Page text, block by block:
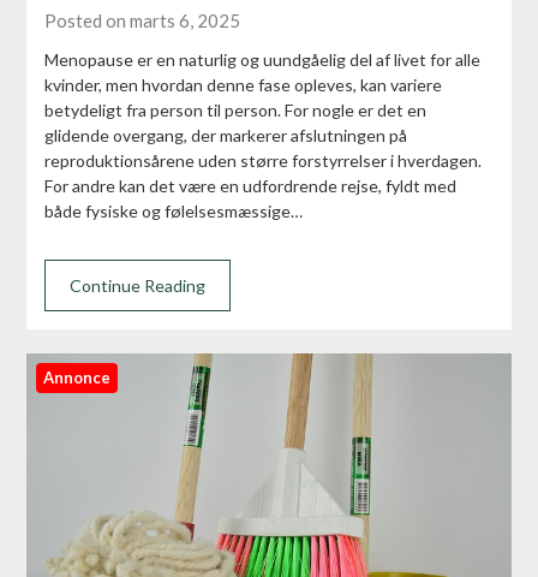
Posted on marts 6, 2025
Menopause er en naturlig og uundgåelig del af livet for alle
kvinder, men hvordan denne fase opleves, kan variere
betydeligt fra person til person. For nogle er det en
glidende overgang, der markerer afslutningen på
reproduktionsårene uden større forstyrrelser i hverdagen.
For andre kan det være en udfordrende rejse, fyldt med
både fysiske og følelsesmæssige…
Continue Reading
Annonce